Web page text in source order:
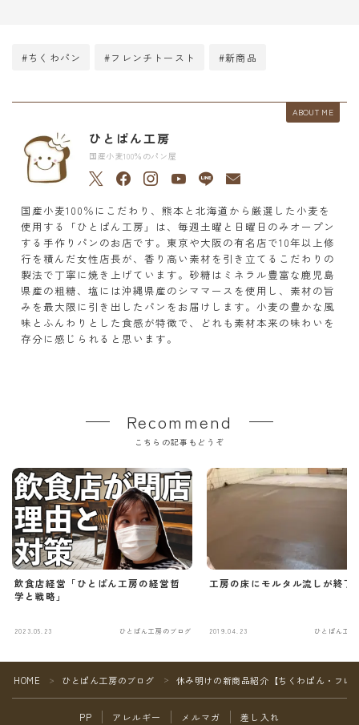
#ちくわパン #フレンチトースト #新商品
ABOUT ME
ひとぱん工房
国産小麦100％のパン屋
国産小麦100％にこだわり、熊本と北海道から厳選した小麦を
使用する「ひとぱん工房」は、毎週土曜と日曜日のみオープン
する手作りパンのお店です。東京や大阪の有名店で10年以上修
行を積んだ女性店長が、香り高い素材を引き立てるこだわりの
製法で丁寧に焼き上げています。砂糖はミネラル豊富な鹿児島
県産の粗糖、塩には沖縄県産のシママースを使用し、素材の旨
みを最大限に引き出したパンをお届けします。小麦の豊かな風
味とふんわりとした食感が特徴で、どれも素材本来の味わいを
存分に感じられると思います。
Recommend
こちらの記事もどうぞ
飲食店経営「ひとぱん工房の経営哲
学と戦略」
2023.05.23 ひとぱん工房のブログ
工房の床にモルタル流しが終了
2019.04.23 ひとぱん工
HOME ＞ ひとぱん工房のブログ ＞ 休み明けの新商品紹介【ちくわぱん・フレ
PP アレルギー メルマガ 差し入れ